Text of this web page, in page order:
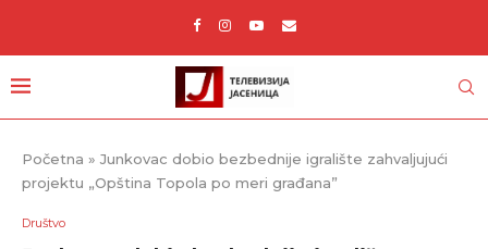
Početna » Junkovac dobio bezbednije igralište zahvaljujući
projektu „Opština Topola po meri građana”
Društvo